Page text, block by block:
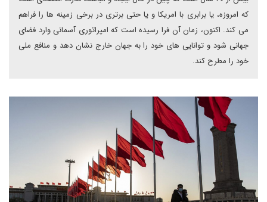
که امروزه، یا برابری با امریکا و یا حتی برتری در برخی زمینه ها را فراهم
می کند. اکنون، زمان آن فرا رسیده است که امپراتوری آسمانی وارد فضای
جهانی شود و توانایی های خود را به جهان خارج نشان دهد و منافع ملی
خود را مطرح کند.